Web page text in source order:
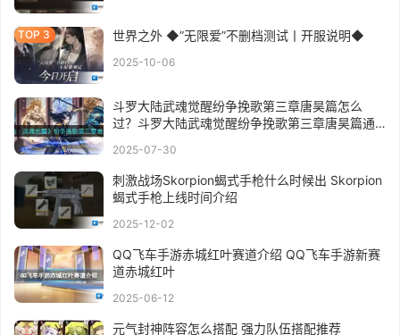
世界之外 ◆”无限爱”不删档测试丨开服说明◆
2025-10-06
斗罗大陆武魂觉醒纷争挽歌第三章唐昊篇怎么
过？斗罗大陆武魂觉醒纷争挽歌第三章唐昊篇通
2025-07-30
刺激战场Skorpion蝎式手枪什么时候出 Skorpion
蝎式手枪上线时间介绍
2025-12-02
QQ飞车手游赤城红叶赛道介绍 QQ飞车手游新赛
道赤城红叶
2025-06-12
元气封神阵容怎么搭配 强力队伍搭配推荐